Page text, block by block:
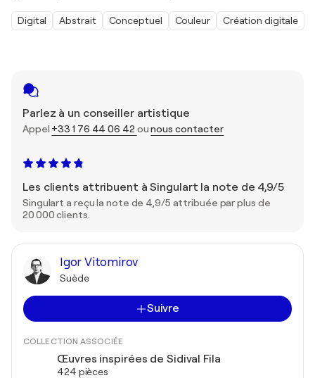
Parlez à un conseiller artistique
Appel +33 1 76 44 06 42 ounous contacter
Les clients attribuent à Singulart la note de 4,9/5
Singulart a reçu la note de 4,9/5 attribuée par plus de
20 000 clients.
Igor Vitomirov
Suède
Suivre
COLLECTION ASSOCIÉE
Œuvres inspirées de Sidival Fila
424 pièces
Digital Abstrait Conceptuel Couleur Création digitale